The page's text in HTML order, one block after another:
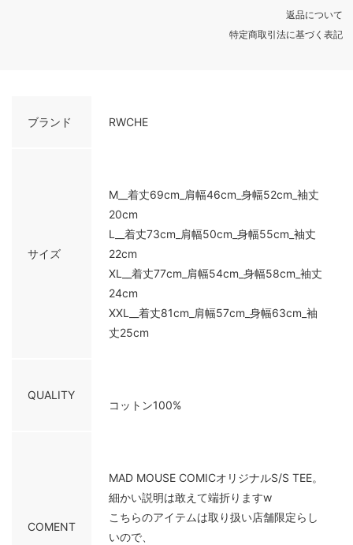
返品について
特定商取引法に基づく表記
ブランド RWCHE
サイズ
M__着丈69cm_肩幅46cm_身幅52cm_袖丈
20cm
L__着丈73cm_肩幅50cm_身幅55cm_袖丈
22cm
XL__着丈77cm_肩幅54cm_身幅58cm_袖丈
24cm
XXL__着丈81cm_肩幅57cm_身幅63cm_袖
丈25cm
QUALITY
コットン100%
COMENT
MAD MOUSE COMICオリジナルS/S TEE。
細かい説明は敢えて端折りますw
こちらのアイテムは取り扱い店舗限定らし
いので、